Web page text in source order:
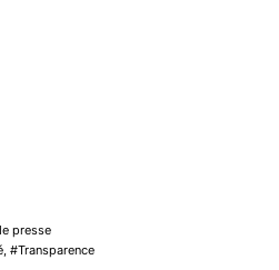
presse
Transparence